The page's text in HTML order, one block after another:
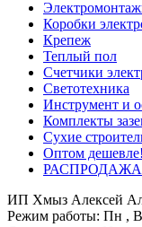
Коробки
Крепеж
Теплый пол
Счетчики
Светотехника
Инструмент и
Комплекты
Сухие
Оптом дешевле!
РАСПРОДАЖА
ИП Хмыз Алексей
Режим работы: Пн ,